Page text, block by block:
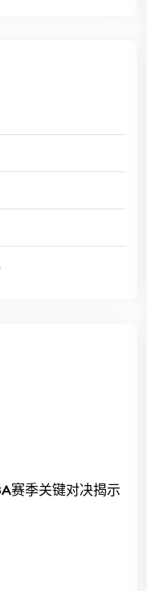
赛季关键对决揭示